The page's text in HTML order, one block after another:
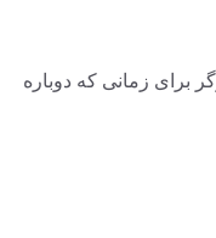
برای زمانی که دوباره